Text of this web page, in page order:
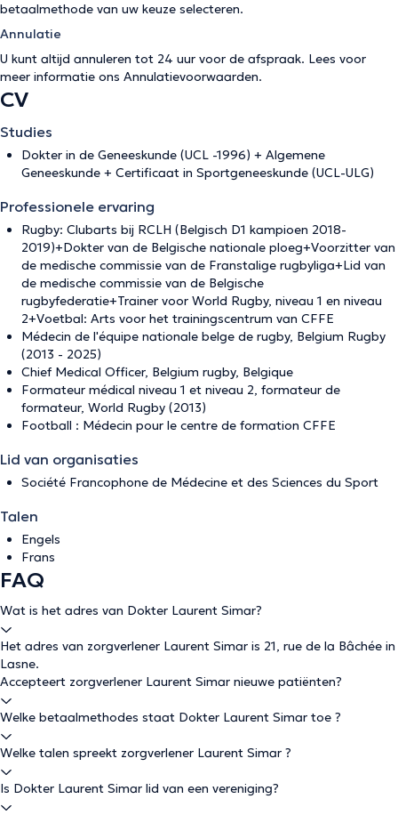
betaalmethode van uw keuze selecteren.
Annulatie
U kunt altijd annuleren tot 24 uur voor de afspraak. Lees voor
meer informatie ons Annulatievoorwaarden.
CV
Studies
Dokter in de Geneeskunde (UCL -1996) + Algemene
Geneeskunde + Certificaat in Sportgeneeskunde (UCL-ULG)
Professionele ervaring
Rugby: Clubarts bij RCLH (Belgisch D1 kampioen 2018-
2019)+Dokter van de Belgische nationale ploeg+Voorzitter van
de medische commissie van de Franstalige rugbyliga+Lid van
de medische commissie van de Belgische
rugbyfederatie+Trainer voor World Rugby, niveau 1 en niveau
2+Voetbal: Arts voor het trainingscentrum van CFFE
Médecin de l'équipe nationale belge de rugby, Belgium Rugby
(2013 - 2025)
Chief Medical Officer, Belgium rugby, Belgique
Formateur médical niveau 1 et niveau 2, formateur de
formateur, World Rugby (2013)
Football : Médecin pour le centre de formation CFFE
Lid van organisaties
Société Francophone de Médecine et des Sciences du Sport
Talen
Engels
Frans
FAQ
Wat is het adres van Dokter Laurent Simar?
Het adres van zorgverlener Laurent Simar is 21, rue de la Bâchée in
Lasne.
Accepteert zorgverlener Laurent Simar nieuwe patiënten?
Welke betaalmethodes staat Dokter Laurent Simar toe ?
Welke talen spreekt zorgverlener Laurent Simar ?
Is Dokter Laurent Simar lid van een vereniging?